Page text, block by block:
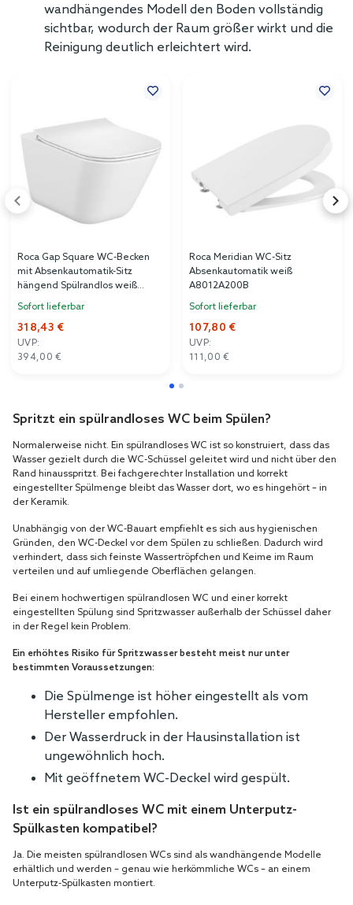
wandhängendes Modell den Boden vollständig
sichtbar, wodurch der Raum größer wirkt und die
Reinigung deutlich erleichtert wird.
Roca Gap Square WC-Becken
mit Absenkautomatik-Sitz
hängend Spülrandlos weiß
A34H472000
Sofort lieferbar
318,43 €
UVP:
394,00 €
Roca Meridian WC-Sitz
Absenkautomatik weiß
A8012A200B
Sofort lieferbar
107,80 €
UVP:
111,00 €
Spritzt ein spülrandloses WC beim Spülen?
Normalerweise nicht. Ein spülrandloses WC ist so konstruiert, dass das
Wasser gezielt durch die WC-Schüssel geleitet wird und nicht über den
Rand hinausspritzt. Bei fachgerechter Installation und korrekt
eingestellter Spülmenge bleibt das Wasser dort, wo es hingehört – in
der Keramik.
Unabhängig von der WC-Bauart empfiehlt es sich aus hygienischen
Gründen, den WC-Deckel vor dem Spülen zu schließen. Dadurch wird
verhindert, dass sich feinste Wassertröpfchen und Keime im Raum
verteilen und auf umliegende Oberflächen gelangen.
Bei einem hochwertigen spülrandlosen WC und einer korrekt
eingestellten Spülung sind Spritzwasser außerhalb der Schüssel daher
in der Regel kein Problem.
Ein erhöhtes Risiko für Spritzwasser besteht meist nur unter
bestimmten Voraussetzungen:
Die Spülmenge ist höher eingestellt als vom
Hersteller empfohlen.
Der Wasserdruck in der Hausinstallation ist
ungewöhnlich hoch.
Mit geöffnetem WC-Deckel wird gespült.
Ist ein spülrandloses WC mit einem Unterputz-
Spülkasten kompatibel?
Ja. Die meisten spülrandlosen WCs sind als wandhängende Modelle
erhältlich und werden – genau wie herkömmliche WCs – an einem
Unterputz-Spülkasten montiert.